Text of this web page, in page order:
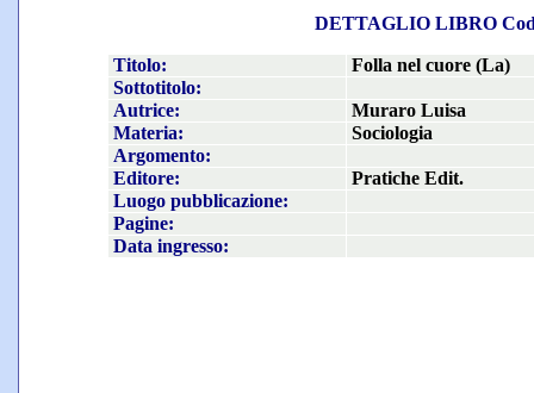
DETTAGLIO LIBRO
Titolo:
Folla nel cuore (La)
Sottotitolo:
Autrice:
Muraro Luisa
Materia:
Sociologia
Argomento:
Editore:
Pratiche Edit.
Luogo pubblicazione:
Pagine:
Data ingresso: